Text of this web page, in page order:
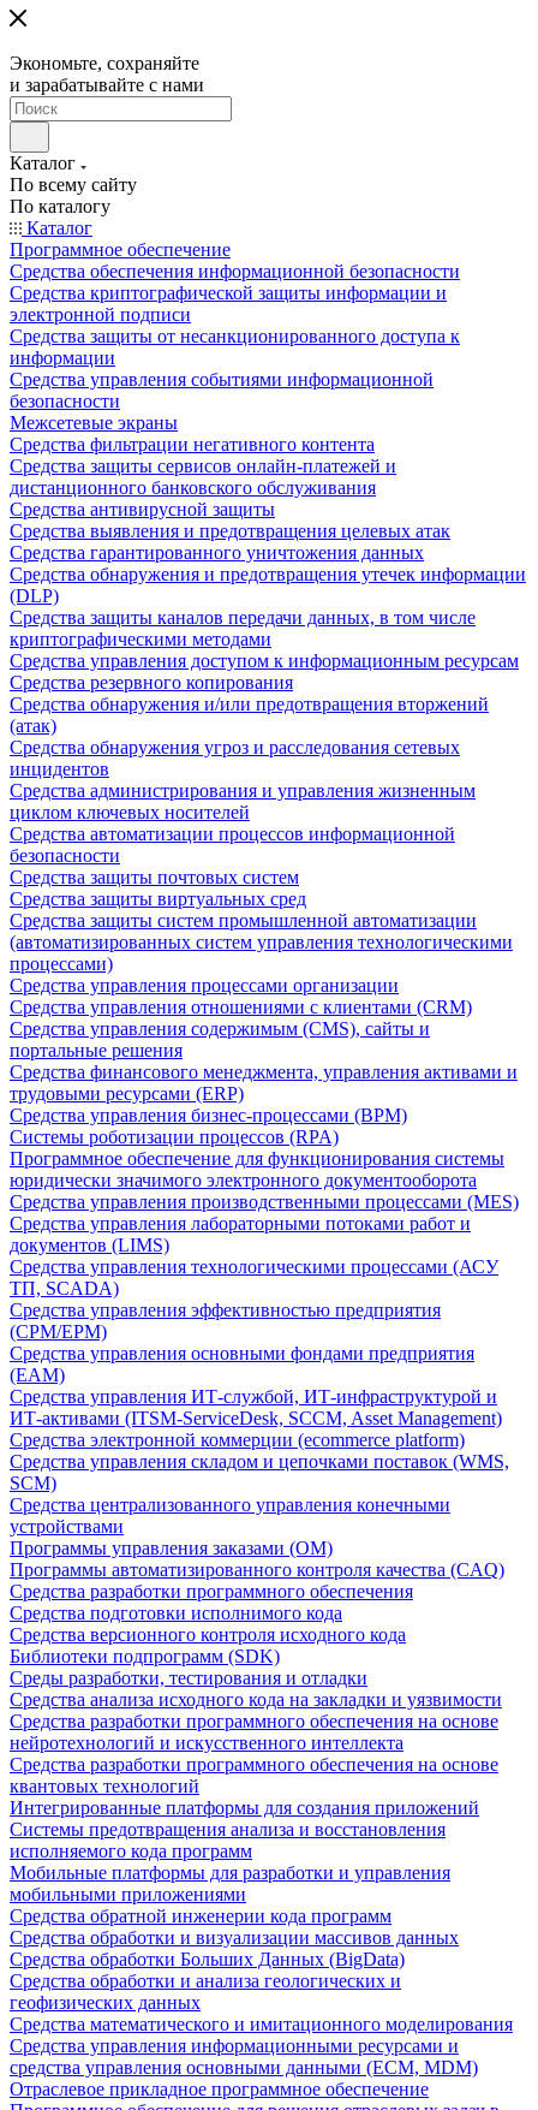
Экономьте, сохраняйте
и зарабатывайте с нами
Каталог
По всему сайту
По каталогу
Каталог
Программное обеспечение
Средства обеспечения информационной безопасности
Средства криптографической защиты информации и
электронной подписи
Средства защиты от несанкционированного доступа к
информации
Средства управления событиями информационной
безопасности
Межсетевые экраны
Средства фильтрации негативного контента
Средства защиты сервисов онлайн-платежей и
дистанционного банковского обслуживания
Средства антивирусной защиты
Средства выявления и предотвращения целевых атак
Средства гарантированного уничтожения данных
Средства обнаружения и предотвращения утечек информации
(DLP)
Средства защиты каналов передачи данных, в том числе
криптографическими методами
Средства управления доступом к информационным ресурсам
Средства резервного копирования
Средства обнаружения и/или предотвращения вторжений
(атак)
Средства обнаружения угроз и расследования сетевых
инцидентов
Средства администрирования и управления жизненным
циклом ключевых носителей
Средства автоматизации процессов информационной
безопасности
Средства защиты почтовых систем
Средства защиты виртуальных сред
Средства защиты систем промышленной автоматизации
(автоматизированных систем управления технологическими
процессами)
Средства управления процессами организации
Средства управления отношениями с клиентами (CRM)
Средства управления содержимым (CMS), сайты и
портальные решения
Средства финансового менеджмента, управления активами и
трудовыми ресурсами (ERP)
Средства управления бизнес-процессами (BPM)
Системы роботизации процессов (RPA)
Программное обеспечение для функционирования системы
юридически значимого электронного документооборота
Средства управления производственными процессами (MES)
Средства управления лабораторными потоками работ и
документов (LIMS)
Средства управления технологическими процессами (АСУ
ТП, SCADA)
Средства управления эффективностью предприятия
(CPM/EPM)
Средства управления основными фондами предприятия
(EAM)
Средства управления ИТ-службой, ИТ-инфраструктурой и
ИТ-активами (ITSM-ServiceDesk, SCCM, Asset Management)
Средства электронной коммерции (ecommerce platform)
Средства управления складом и цепочками поставок (WMS,
SCM)
Средства централизованного управления конечными
устройствами
Программы управления заказами (OM)
Программы автоматизированного контроля качества (CAQ)
Средства разработки программного обеспечения
Средства подготовки исполнимого кода
Средства версионного контроля исходного кода
Библиотеки подпрограмм (SDK)
Среды разработки, тестирования и отладки
Средства анализа исходного кода на закладки и уязвимости
Средства разработки программного обеспечения на основе
нейротехнологий и искусственного интеллекта
Средства разработки программного обеспечения на основе
квантовых технологий
Интегрированные платформы для создания приложений
Системы предотвращения анализа и восстановления
исполняемого кода программ
Мобильные платформы для разработки и управления
мобильными приложениями
Средства обратной инженерии кода программ
Средства обработки и визуализации массивов данных
Средства обработки Больших Данных (BigData)
Средства обработки и анализа геологических и
геофизических данных
Средства математического и имитационного моделирования
Средства управления информационными ресурсами и
средства управления основными данными (ECM, MDM)
Отраслевое прикладное программное обеспечение